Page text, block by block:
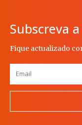
Subscreva
Fique actualizado